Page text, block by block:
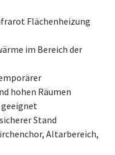
Flächenheizung
im Bereich der
hohen Räumen
Stand
Altarbereich,